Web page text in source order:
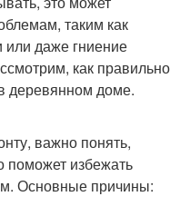
таким как
или даже гниение
как правильно
деревянном доме.
важно понять,
поможет избежать
Основные причины: